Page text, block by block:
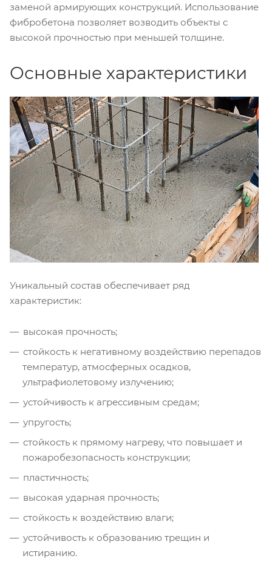
заменой армирующих конструкций. Использование
фибробетона позволяет возводить объекты с
высокой прочностью при меньшей толщине.
Основные характеристики
Уникальный состав обеспечивает ряд
характеристик:
высокая прочность;
стойкость к негативному воздействию перепадов
температур, атмосферных осадков,
ультрафиолетовому излучению;
устойчивость к агрессивным средам;
упругость;
стойкость к прямому нагреву, что повышает и
пожаробезопасность конструкции;
пластичность;
высокая ударная прочность;
стойкость к воздействию влаги;
устойчивость к образованию трещин и
истиранию.